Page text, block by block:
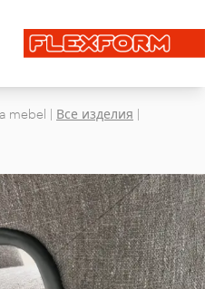
магазинов
mebel | Все изделия |